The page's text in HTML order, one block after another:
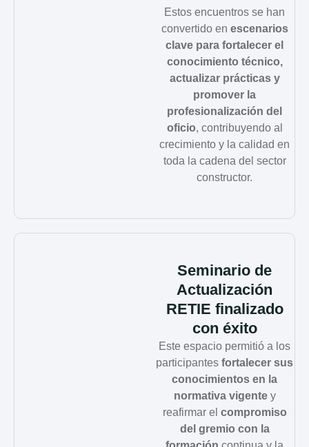
Estos encuentros se han
convertido en escenarios
clave para fortalecer el
conocimiento técnico,
actualizar prácticas y
promover la
profesionalización del
oficio, contribuyendo al
crecimiento y la calidad en
toda la cadena del sector
constructor.
Seminario de
Actualización
RETIE finalizado
con éxito
Este espacio permitió a los
participantes fortalecer sus
conocimientos en la
normativa vigentey
reafirmar el compromiso
del gremio con la